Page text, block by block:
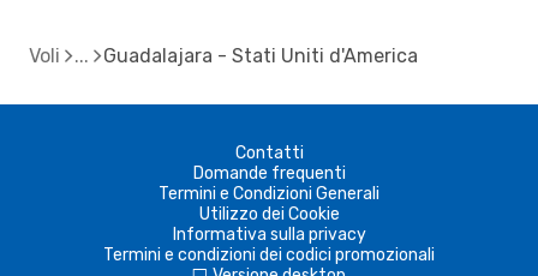
Voli Guadalajara - Stati Uniti d'America
Contatti
Domande frequenti
Termini e Condizioni Generali
Utilizzo dei Cookie
Informativa sulla privacy
Termini e condizioni dei codici promozionali